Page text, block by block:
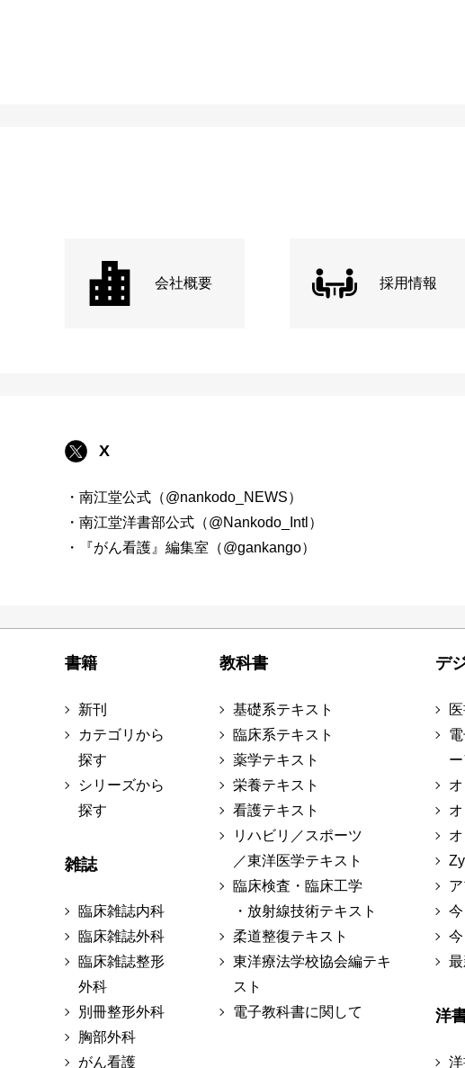
会社概要 採用情報
X
・南江堂公式（@nankodo_NEWS）
・南江堂洋書部公式（@Nankodo_Intl）
・『がん看護』編集室（@gankango）
書籍
新刊
カテゴリから
探す
シリーズから
探す
雑誌
臨床雑誌内科
臨床雑誌外科
臨床雑誌整形
外科
別冊整形外科
胸部外科
がん看護
教科書
基礎系テキスト
臨床系テキスト
薬学テキスト
栄養テキスト
看護テキスト
リハビリ／スポーツ
／東洋医学テキスト
臨床検査・臨床工学
・放射線技術テキスト
柔道整復テキスト
東洋療法学校協会編テキ
スト
電子教科書に関して
デ
ー
洋